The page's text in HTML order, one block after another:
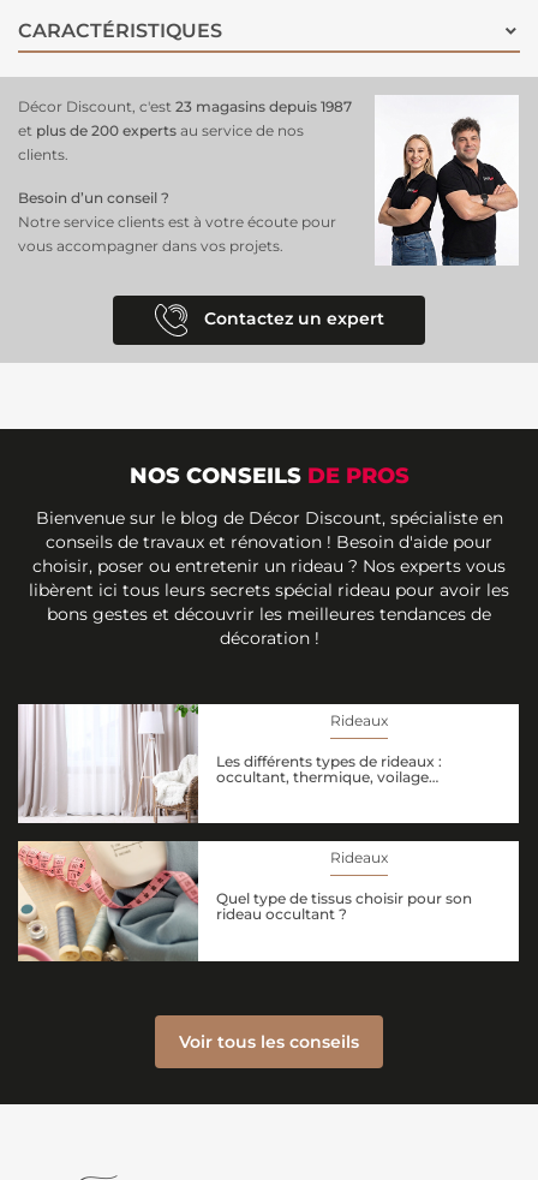
métalliques, cerideau habille vos fenêtres
une chambre ou un espace bureau.
CARACTÉRISTIQUES
Décor Discount, c'est 23 magasins depuis 1987
et plus de 200 experts au service de nos
clients.
Besoin d’un conseil ?
Notre service clients est à votre écoute pour
vous accompagner dans vos projets.
Contactez un expert
NOS CONSEILS DE PROS
Bienvenue sur le blog de Décor Discount, spécialiste en
conseils de travaux et rénovation ! Besoin d'aide pour
choisir, poser ou entretenir un rideau ? Nos experts vous
libèrent ici tous leurs secrets spécial rideau pour avoir les
bons gestes et découvrir les meilleures tendances de
décoration !
Rideaux
Les différents types de rideaux :
occultant, thermique, voilage…
Rideaux
Quel type de tissus choisir pour son
rideau occultant ?
Voir tous les conseils